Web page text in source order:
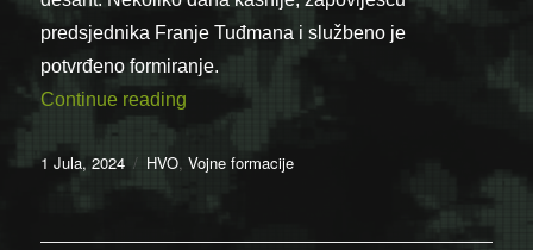
predsjednika Franje Tuđmana i službeno je
potvrđeno formiranje.
Continue reading “02.07.1991. – Formirana 111. brigada
Posted
1 Jula, 2024 Categories
HVO,Vojne formacije